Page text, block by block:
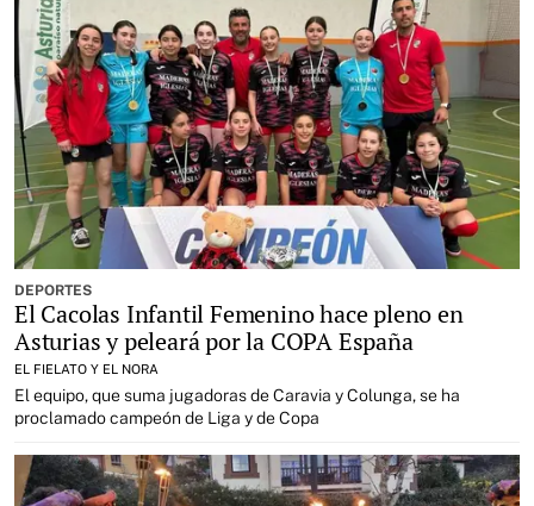
DEPORTES
El Cacolas Infantil Femenino hace pleno en
Asturias y peleará por la COPA España
EL FIELATO Y EL NORA
El equipo, que suma jugadoras de Caravia y Colunga, se ha
proclamado campeón de Liga y de Copa